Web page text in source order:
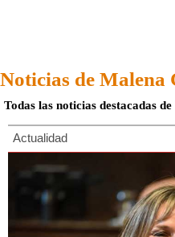
Noticias de Malena
Todas las noticias destacadas
Actualidad